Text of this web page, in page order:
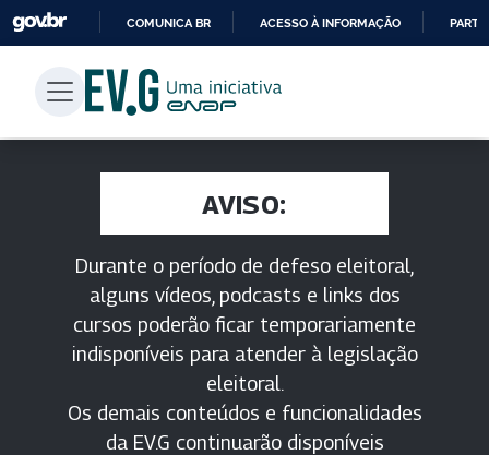
PARA
CONTEÚDO
COMUNICA BR ACESSO À INFORMAÇÃO
AVISO:
Durante o período de defeso eleitoral,
alguns vídeos, podcasts e links dos
cursos poderão ficar temporariamente
indisponíveis para atender à legislação
eleitoral.
Os demais conteúdos e funcionalidades
da EV.G continuarão disponíveis